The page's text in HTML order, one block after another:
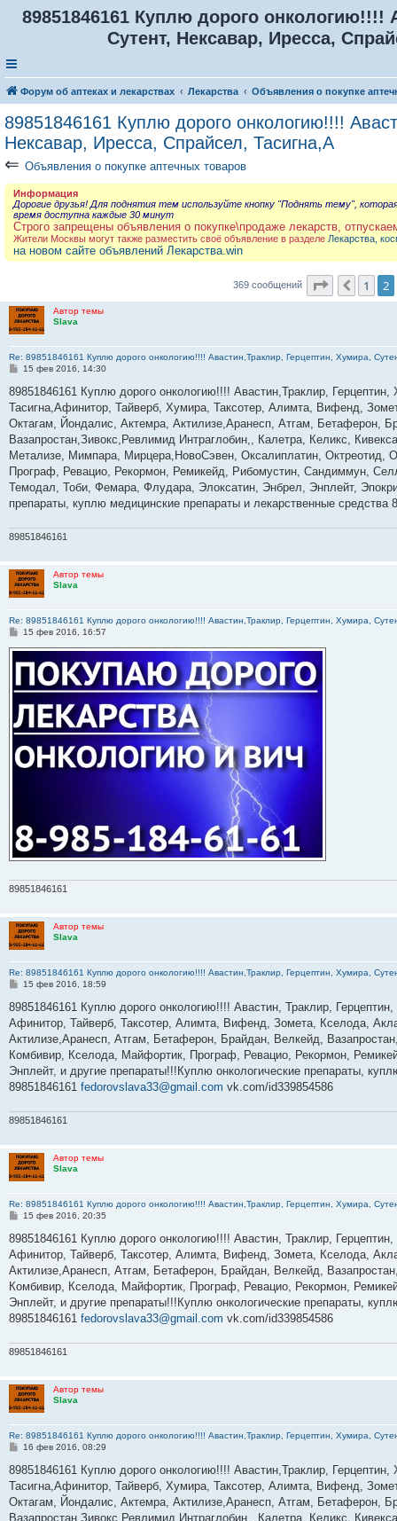
89851846161 Куплю дорого онкологию!!!!
Сутент, Нексавар, Иресса,
Форум об аптеках и лекарствах Лекарства Объявления о покупке
89851846161 Куплю дорого онкологию!!!!
Нексавар, Иресса, Спрайсел, Тасигна,А
⇐ Объявления о покупке аптечных товаров
Информация
Дорогие друзья! Для поднятия тем используйте кнопку "Поднять тему",
время доступна каждые 30 минут
Строго запрещены объявления о покупке\продаже лекарств,
Жители Москвы могут также разместить своё объявление в разделе Лекарства,
на новом сайте объявлений Лекарства.win
369 сообщений Страница
Пред.
1 2
Автор темы
Slava
Re: 89851846161 Куплю дорого онкологию!!!! Авастин,Траклир, Герцептин, Хумира,
С
о
щ
е
и
е
15 фев 2016, 14:30
89851846161 Куплю дорого онкологию!!!! Авастин,Траклир,
Тасигна,Афинитор, Тайверб, Хумира, Таксотер, Алимта, Вифенд,
Октагам, Йондалис, Актемра, Актилизе,Аранесп, Атгам, Бетаферон,
Вазапростан,Зивокс,Ревлимид Интраглобин,, Калетра, Келикс,
Метализе, Мимпара, Мирцера,НовоСэвен, Оксалиплатин, Октреотид,
Програф, Ревацио, Рекормон, Ремикейд, Рибомустин, Сандиммун,
Темодал, Тоби, Фемара, Флудара, Элоксатин, Энбрел, Энплейт,
препараты, куплю медицинские препараты и лекарственные средства
89851846161
Автор темы
Slava
Re: 89851846161 Куплю дорого онкологию!!!! Авастин,Траклир, Герцептин, Хумира,
С
о
б
е
н
и
е
15 фев 2016, 16:57
89851846161
Автор темы
Slava
Re: 89851846161 Куплю дорого онкологию!!!! Авастин,Траклир, Герцептин, Хумира,
С
о
щ
е
и
е
15 фев 2016, 18:59
89851846161 Куплю дорого онкологию!!!! Авастин, Траклир,
Афинитор, Тайверб, Таксотер, Алимта, Вифенд, Зомета, Кселода,
Актилизе,Аранесп, Атгам, Бетаферон, Брайдан, Велкейд,
Комбивир, Кселода, Майфортик, Програф, Ревацио, Рекормон,
Энплейт, и другие препараты!!!Куплю онкологические препараты,
89851846161 fedorovslava33@gmail.com vk.com/id339854586
89851846161
Автор темы
Slava
Re: 89851846161 Куплю дорого онкологию!!!! Авастин,Траклир, Герцептин, Хумира,
С
о
щ
е
и
е
15 фев 2016, 20:35
89851846161 Куплю дорого онкологию!!!! Авастин, Траклир,
Афинитор, Тайверб, Таксотер, Алимта, Вифенд, Зомета, Кселода,
Актилизе,Аранесп, Атгам, Бетаферон, Брайдан, Велкейд,
Комбивир, Кселода, Майфортик, Програф, Ревацио, Рекормон,
Энплейт, и другие препараты!!!Куплю онкологические препараты,
89851846161 fedorovslava33@gmail.com vk.com/id339854586
89851846161
Автор темы
Slava
Re: 89851846161 Куплю дорого онкологию!!!! Авастин,Траклир, Герцептин, Хумира,
С
о
щ
е
16 фев 2016, 08:29
89851846161 Куплю дорого онкологию!!!! Авастин,Траклир,
Тасигна,Афинитор, Тайверб, Хумира, Таксотер, Алимта, Вифенд,
Октагам, Йондалис, Актемра, Актилизе,Аранесп, Атгам, Бетаферон,
Вазапростан,Зивокс,Ревлимид Интраглобин,, Калетра, Келикс,